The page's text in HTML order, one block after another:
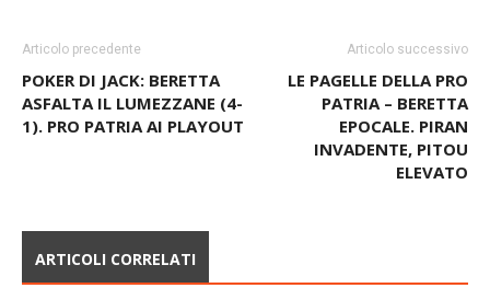
Articolo precedente
POKER DI JACK: BERETTA
ASFALTA IL LUMEZZANE (4-
1). PRO PATRIA AI PLAYOUT
Articolo successivo
LE PAGELLE DELLA PRO
PATRIA – BERETTA
EPOCALE. PIRAN
INVADENTE, PITOU
ELEVATO
ARTICOLI CORRELATI